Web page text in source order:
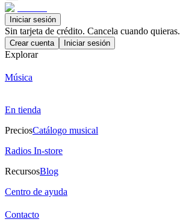
Iniciar sesión
Sin tarjeta de crédito. Cancela cuando quieras.
Crear cuenta Iniciar sesión
Explorar
Música
En tienda
PreciosCatálogo musical
Radios In-store
RecursosBlog
Centro de ayuda
Contacto